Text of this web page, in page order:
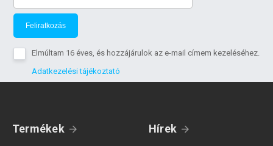
Feliratkozás
Elmúltam 16 éves, és hozzájárulok az e-mail címem kezeléséhez.
Adatkezelési tájékoztató
Termékek
Hírek